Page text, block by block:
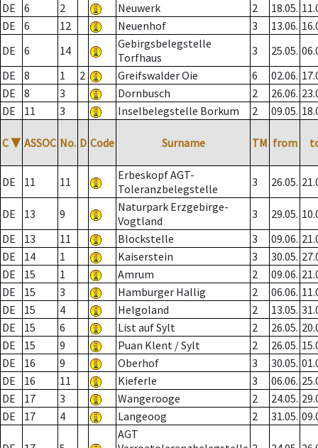
DE
6 2 Neuwerk 2 18.05.
DE
6 12 Neuenhof 3 13.06.
DE
6 14
Gebirgsbelegstelle
Torfhaus
3 25.05.
DE
8 1 2 Greifswalder Oie 6 02.06.
DE
8 3 Dornbusch 2 26.06.
DE
11 3 Inselbelegstelle Borkum 2 09.05.
C ▼ ASSOC No. D Code Surname TM from
DE 11 11
Erbeskopf AGT-
Toleranzbelegstelle
3 26.05.
DE 13 9
Naturpark Erzgebirge-
Vogtland
3 29.05.
DE
13 11 Blockstelle 3 09.06.
DE
14 1 Kaiserstein 3 30.05.
DE
15 1 Amrum 2 09.06.
DE
15 3 Hamburger Hallig 2 06.06.
DE
15 4 Helgoland 2 13.05.
DE
15 6 List auf Sylt 2 26.05.
DE
15 9 Puan Klent / Sylt 2 26.05.
DE
16 9 Oberhof 3 30.05.
DE
16 11 Kieferle 3 06.06.
DE
17 3 Wangerooge 2 24.05.
DE
17 4 Langeoog 2 31.05.
AGT